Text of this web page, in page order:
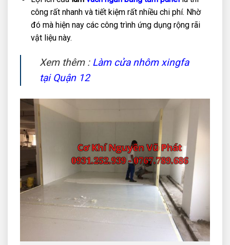
công rất nhanh và tiết kiệm rất nhiều chi phí. Nhờ
đó mà hiện nay các công trình ứng dụng rộng rãi
vật liệu này.
Xem thêm : Làm cửa nhôm xingfa
tại Quận 12